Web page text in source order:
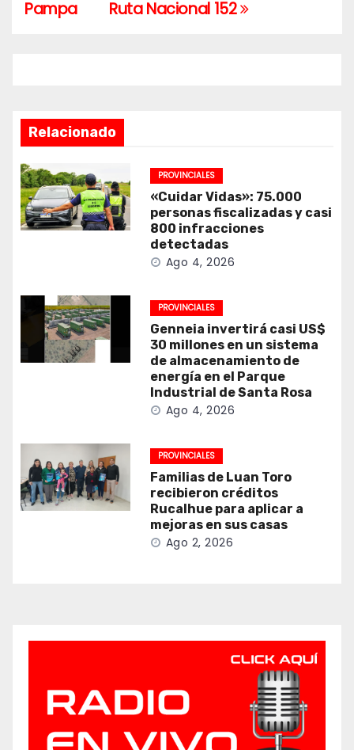
entradasRuta Nacional 152
Pampa
Relacionado
PROVINCIALES
«Cuidar Vidas»: 75.000
personas fiscalizadas y casi
800 infracciones
detectadas
Ago 4, 2026
PROVINCIALES
Genneia invertirá casi US$
30 millones en un sistema
de almacenamiento de
energía en el Parque
Industrial de Santa Rosa
Ago 4, 2026
PROVINCIALES
Familias de Luan Toro
recibieron créditos
Rucalhue para aplicar a
mejoras en sus casas
Ago 2, 2026